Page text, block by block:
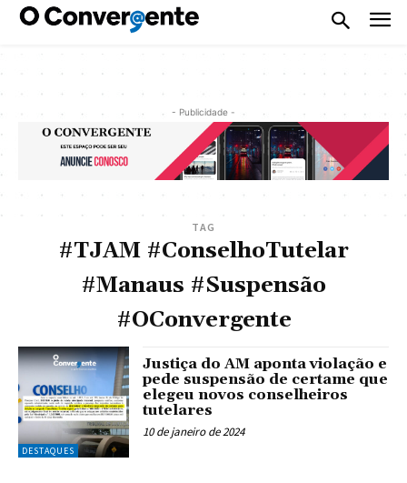
- Publicidade -
TAG
#TJAM #ConselhoTutelar
#Manaus #Suspensão
#OConvergente
DESTAQUES
Justiça do AM aponta violação e
pede suspensão de certame que
elegeu novos conselheiros
tutelares
10 de janeiro de 2024